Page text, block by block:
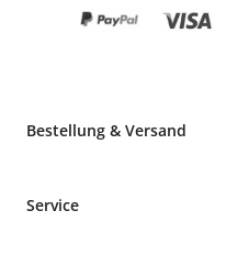
Bestellung & Versand
Informationen zur Lieferung
Service